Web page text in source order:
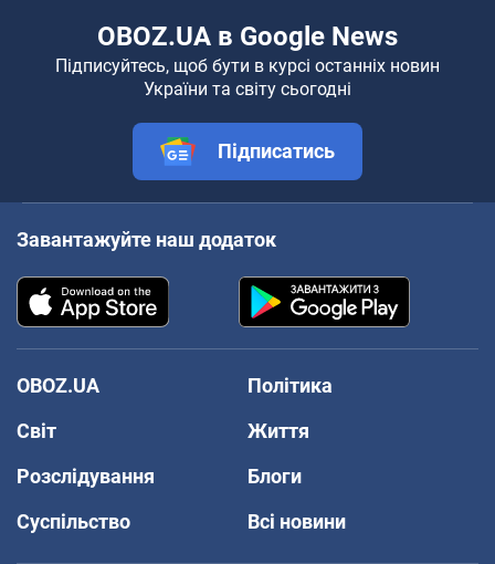
OBOZ.UA в Google News
Підписуйтесь, щоб бути в курсі останніх новин
України та світу сьогодні
Підписатись
Завантажуйте наш додаток
OBOZ.UA
Політика
Світ
Життя
Розслідування
Блоги
Суспільство
Всі новини